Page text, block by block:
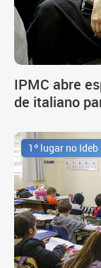
IPMC abre
de italiano
1º lugar no Ideb